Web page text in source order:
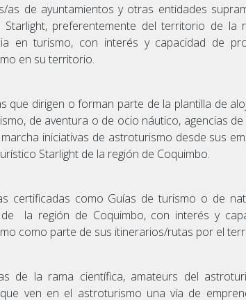
as de ayuntamientos y otras entidades
Starlight, preferentemente del territorio de
en turismo, con interés y capacidad de
en su territorio.
que dirigen o forman parte de la plantilla de
de aventura o de ocio náutico, agencias
iniciativas de astroturismo desde sus
Starlight de la región de Coquimbo.
certificadas como Guías de turismo o de
la región de Coquimbo, con interés y
como parte de sus itinerarios/rutas por el
de la rama científica, amateurs del
ven en el astroturismo una vía de